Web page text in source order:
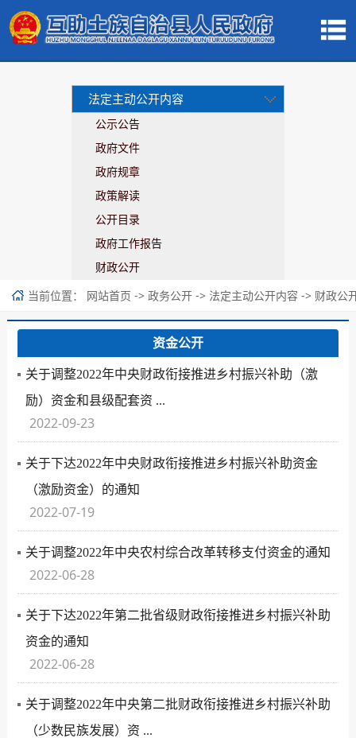
法定主动公开内容
公示公告
政府文件
政府规章
政策解读
公开目录
政府工作报告
财政公开
当前位置： 网站首页 -> 政务公开 -> 法定主动公开内容 -> 财政公
资金公开
关于调整2022年中央财政衔接推进乡村振兴补助（激
励）资金和县级配套资 ...
2022-09-23
关于下达2022年中央财政衔接推进乡村振兴补助资金
（激励资金）的通知
2022-07-19
关于调整2022年中央农村综合改革转移支付资金的通知
2022-06-28
关于下达2022年第二批省级财政衔接推进乡村振兴补助
资金的通知
2022-06-28
关于调整2022年中央第二批财政衔接推进乡村振兴补助
（少数民族发展）资 ...